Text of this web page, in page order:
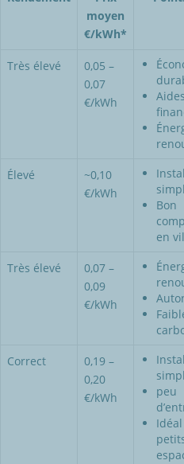
moyen
€/kWh*
Très élevé
0,05 –
0,07
€/kWh
Élevé
~0,10
€/kWh
Bon
en
Très élevé
0,07 –
0,09
€/kWh
Correct
0,19 –
0,20
€/kWh
peu